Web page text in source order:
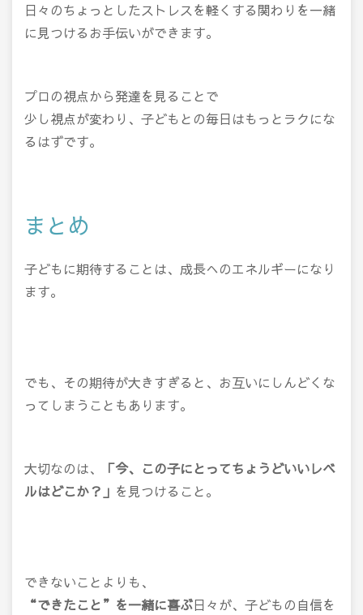
日々のちょっとしたストレスを軽くする関わりを一緒
に見つけるお手伝いができます。
プロの視点から発達を見ることで
少し視点が変わり、子どもとの毎日はもっとラクにな
るはずです。
まとめ
子どもに期待することは、成長へのエネルギーになり
ます。
でも、その期待が大きすぎると、お互いにしんどくな
ってしまうこともあります。
大切なのは、
「今、この子にとってちょうどいいレベ
ルはどこか？」 を見つけること。
できないことよりも、
“できたこと”を一緒に喜ぶ日々が、子どもの自信を